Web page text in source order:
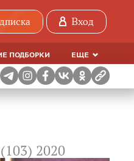
Вход
ПОДБОРКИ ЕЩЕ
2020